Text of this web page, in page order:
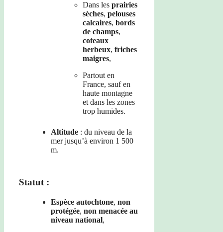
Dans les prairies
sèches, pelouses
calcaires, bords
de champs,
coteaux
herbeux, friches
maigres,
Partout en
France, sauf en
haute montagne
et dans les zones
trop humides.
Altitude : du niveau de la
mer jusqu’à environ 1 500
m.
Statut :
Espèce autochtone, non
protégée, non menacée au
niveau national,